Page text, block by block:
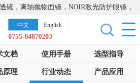
镜，离轴抛物面镜，NOIR激光防护眼镜，
台，激光器，光谱仪，红外热像仪，激光
中文 English
0755-84870203
文档 使用手册 选型指导
原理 行业动态 产品应用